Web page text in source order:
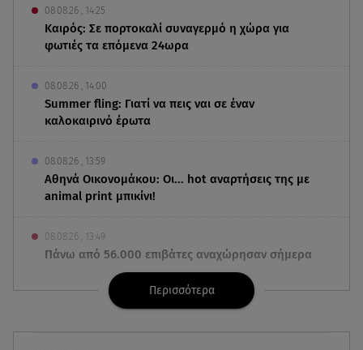
08.08.26 , 14:25
Καιρός: Σε πορτοκαλί συναγερμό η χώρα για
φωτιές τα επόμενα 24ωρα
08.08.26 , 14:00
Summer fling: Γιατί να πεις ναι σε έναν
καλοκαιρινό έρωτα
08.08.26 , 13:59
Αθηνά Οικονομάκου: Οι... hot αναρτήσεις της με
animal print μπικίνι!
08.08.26 , 13:49
Πάνω από 56.000 επιβάτες αναχώρησαν σήμερα
από τα λιμάνια της Αττικής
Θρίλερ στον Λυκαβηττό: Βρέθηκε σορός σε
Περισσότερα